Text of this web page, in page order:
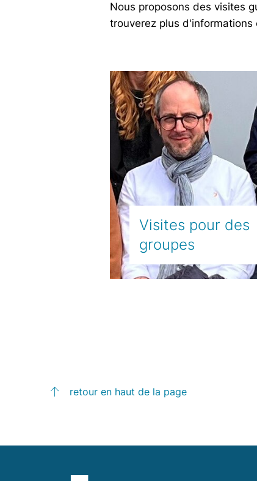
Nous proposons desvisites
trouverez plus
Visites pour des
groupes
retour en haut de la page